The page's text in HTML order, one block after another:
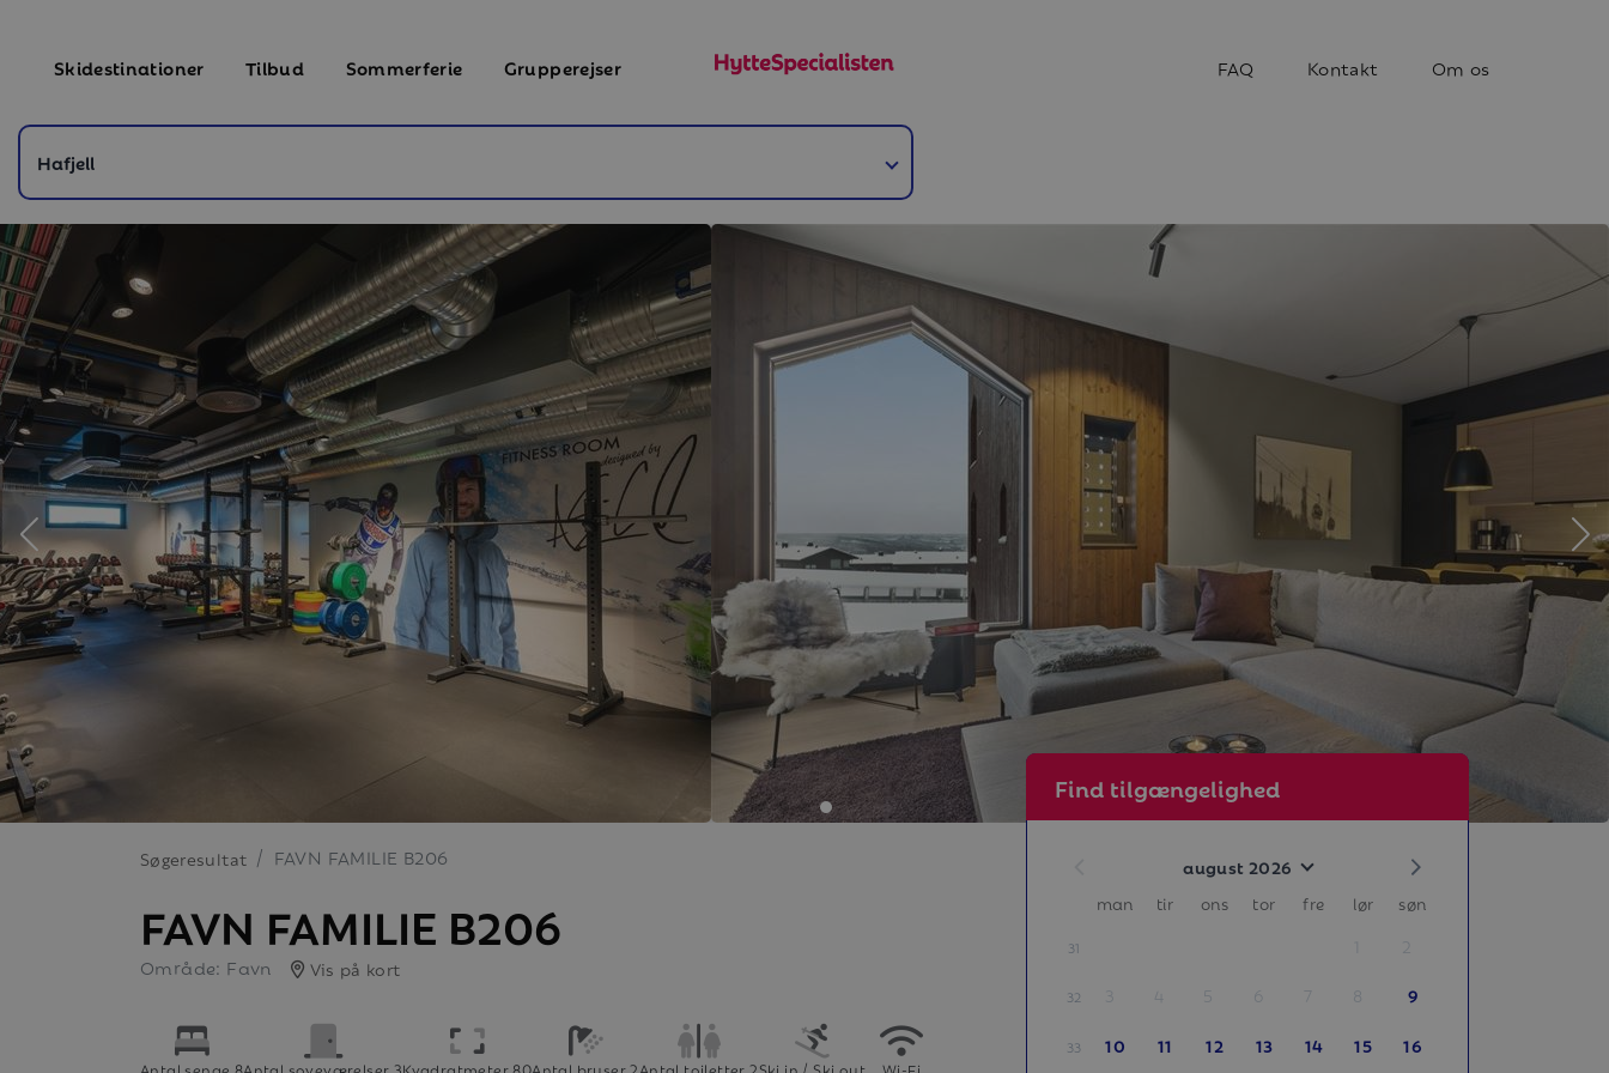
Skidestinationer Tilbud Sommerferie Grupperejser FAQ Kontakt Om os
Søgeresultat FAVN FAMILIE B206
FAVN FAMILIE B206
Område: Favn Vis på kort
Antal senge 8Antal soveværelser 3Kvadratmeter 80Antal bruser 2Antal toiletter 2Ski in / Ski out Wi-Fi
Find tilgængelighed
august 2026
man tir ons tor fre lør søn
31 2
32 3 4 5 6 7 8 9
33 10 11 12 13 14 15 16